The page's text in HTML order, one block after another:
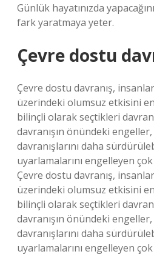
Günlük hayatınızda
fark yaratmaya yeter.
Çevre dostu
Çevre dostu davranış,
üzerindeki olumsuz etkisini
bilinçli olarak seçtikleri
davranışın önündeki
davranışlarını daha
uyarlamalarını engelleyen
Çevre dostu davranış,
üzerindeki olumsuz etkisini
bilinçli olarak seçtikleri
davranışın önündeki
davranışlarını daha
uyarlamalarını engelleyen